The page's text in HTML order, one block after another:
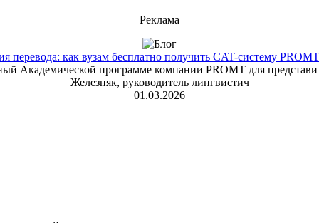
Реклама
перевода: как вузам бесплатно получить CAT-систему
Академической программе компании PROMT для
Железняк, руководитель лингвистич
01.03.2026